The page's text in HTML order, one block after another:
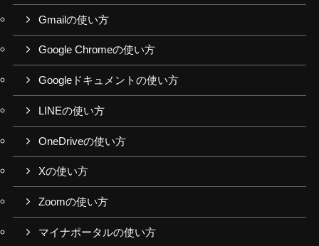
Gmailの使い方
Google Chromeの使い方
Googleドキュメントの使い方
LINEの使い方
OneDriveの使い方
Xの使い方
Zoomの使い方
マイナポータルの使い方